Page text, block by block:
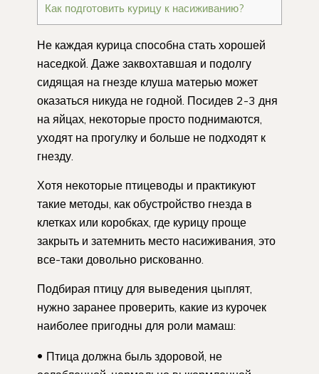
Как подготовить курицу к насиживанию?
Не каждая курица способна стать хорошей
наседкой. Даже заквохтавшая и подолгу
сидящая на гнезде клуша матерью может
оказаться никуда не годной. Посидев 2-3 дня
на яйцах, некоторые просто поднимаются,
уходят на прогулку и больше не подходят к
гнезду.
Хотя некоторые птицеводы и практикуют
такие методы, как обустройство гнезда в
клетках или коробках, где курицу проще
закрыть и затемнить место насиживания, это
все-таки довольно рискованно.
Подбирая птицу для выведения цыплят,
нужно заранее проверить, какие из курочек
наиболее пригодны для роли мамаш:
Птица должна быль здоровой, не